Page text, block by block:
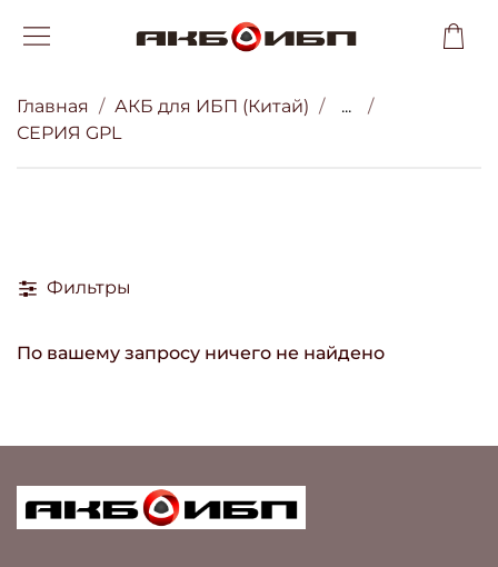
Главная АКБ для ИБП (Китай)
...
СЕРИЯ GPL
Фильтры
По вашему запросу ничего не найдено